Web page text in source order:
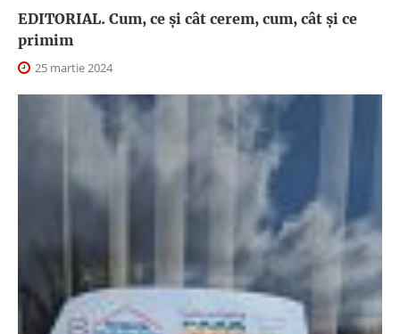
EDITORIAL. Cum, ce şi cât cerem, cum, cât şi ce
primim
25 martie 2024